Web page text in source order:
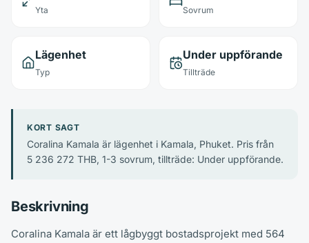
Yta Sovrum
Lägenhet
Typ
Under uppförande
Tillträde
KORT SAGT
Coralina Kamala är lägenhet i Kamala, Phuket. Pris från
5 236 272 THB, 1-3 sovrum, tillträde: Under uppförande.
Beskrivning
Coralina Kamala är ett lågbyggt bostadsprojekt med 564